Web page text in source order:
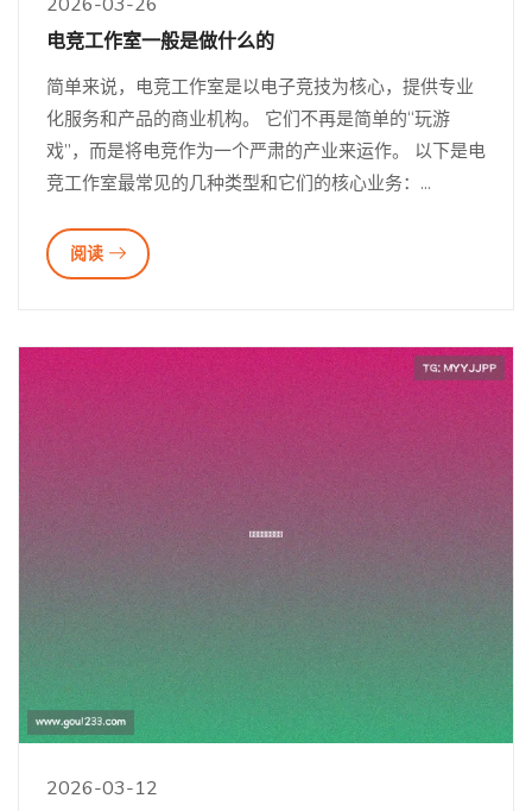
电竞工作室一般是做什么的
简单来说，电竞工作室是以电子竞技为核心，提供专业
化服务和产品的商业机构。 它们不再是简单的“玩游
戏”，而是将电竞作为一个严肃的产业来运作。 以下是电
竞工作室最常见的几种类型和它们的核心业务：...
阅读
2026-03-12